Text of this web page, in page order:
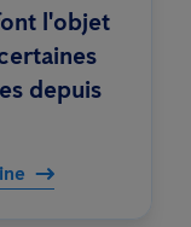
l'objet
depuis